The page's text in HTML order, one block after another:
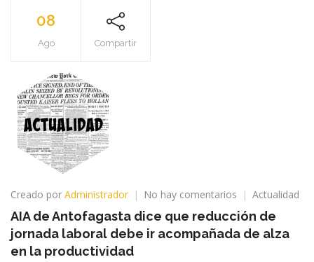
08
Ago Compartir
Creado por Administrador No hay comentarios
en
AIA
de
Antofagasta
Actualidad
AIA de Antofagasta dice que reducción de
jornada laboral debe ir acompañada de alza
en la productividad